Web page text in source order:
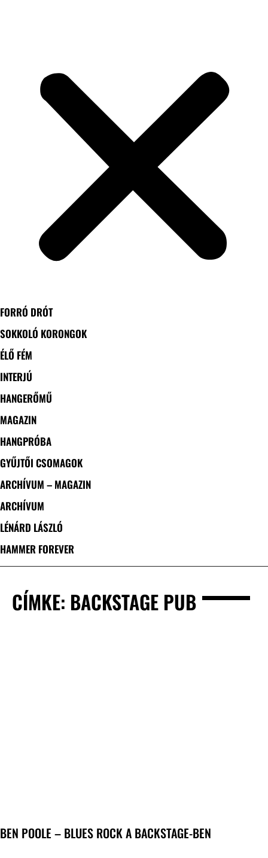
FORRÓ DRÓT
SOKKOLÓ KORONGOK
ÉLŐ FÉM
INTERJÚ
HANGERŐMŰ
MAGAZIN
HANGPRÓBA
GYŰJTŐI CSOMAGOK
ARCHÍVUM – MAGAZIN
ARCHÍVUM
LÉNÁRD LÁSZLÓ
HAMMER FOREVER
CÍMKE: BACKSTAGE PUB
BEN POOLE – BLUES ROCK A BACKSTAGE-BEN